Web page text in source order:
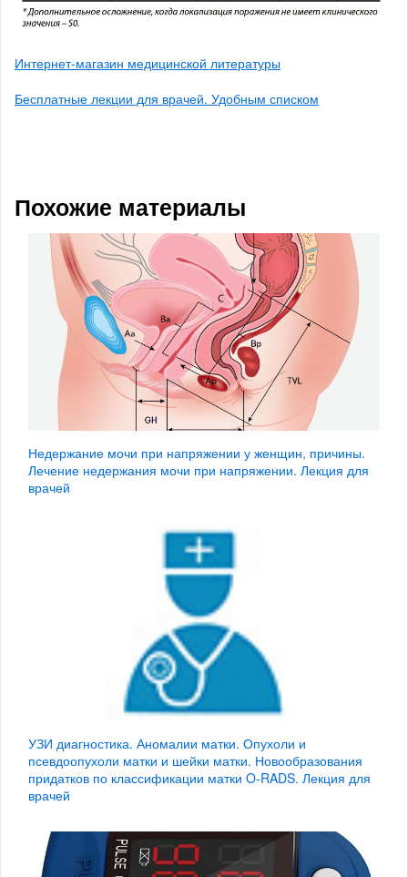
Интернет-магазин медицинской литературы
Бесплатные лекции для врачей. Удобным списком
Похожие материалы
Недержание мочи при напряжении у женщин, причины.
Лечение недержания мочи при напряжении. Лекция для
врачей
УЗИ диагностика. Аномалии матки. Опухоли и
псевдоопухоли матки и шейки матки. Новообразования
придатков по классификации матки O-RADS. Лекция для
врачей